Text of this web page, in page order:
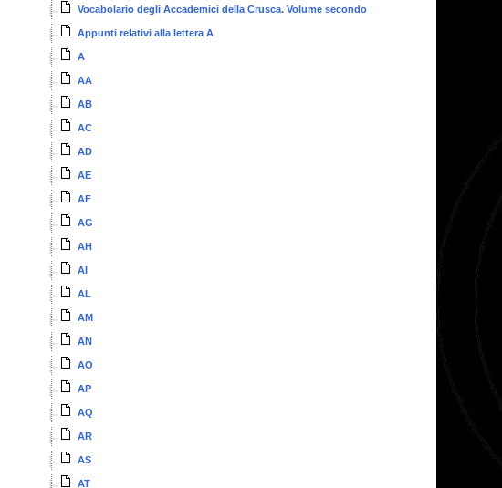
Vocabolario degli Accademici della Crusca. Volume secondo
Appunti relativi alla lettera A
A
AA
AB
AC
AD
AE
AF
AG
AH
AI
AL
AM
AN
AO
AP
AQ
AR
AS
AT